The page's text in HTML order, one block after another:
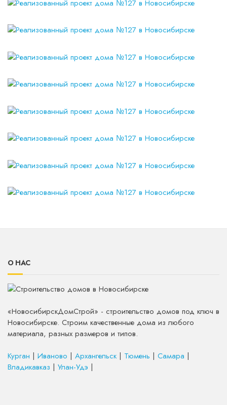
О НАС
«НовосибирскДомСтрой» - строительство домов под ключ в
Новосибирске. Строим качественные дома из любого
материала, разных размеров и типов.
Курган | Иваново | Архангельск | Тюмень | Самара |
Владикавказ | Улан-Удэ |